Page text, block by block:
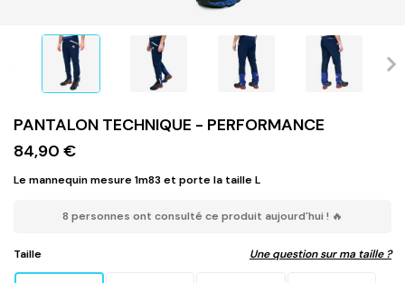
PANTALON TECHNIQUE - PERFORMANCE
84,90 €
Le mannequin mesure 1m83 et porte la taille L
8 personnes ont consulté ce produit aujourd'hui ! 🔥
Taille Une question sur ma taille ?